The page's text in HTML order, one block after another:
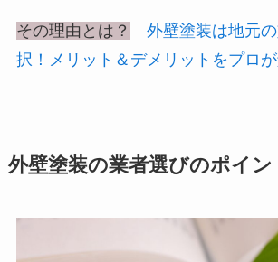
その理由とは？
外壁塗装は地元
択！メリット＆デメリットをプロ
外壁塗装の業者選びのポイン